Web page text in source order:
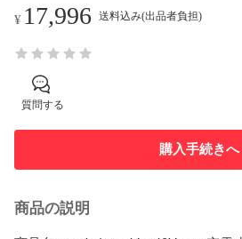
¥ 17,996 送料込み(出品者負担)
質問する
購入手続きへ
商品の説明